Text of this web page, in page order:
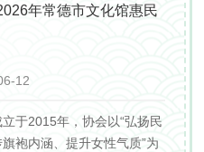
年常德市文化馆惠民
12
于2015年，协会以“弘扬民
袍内涵、提升女性气质”为